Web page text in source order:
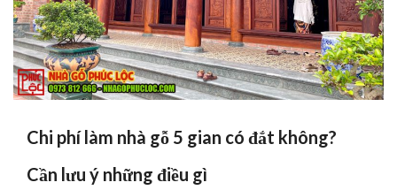
Chi phí làm nhà gỗ 5 gian có đắt không?
Cần lưu ý những điều gì